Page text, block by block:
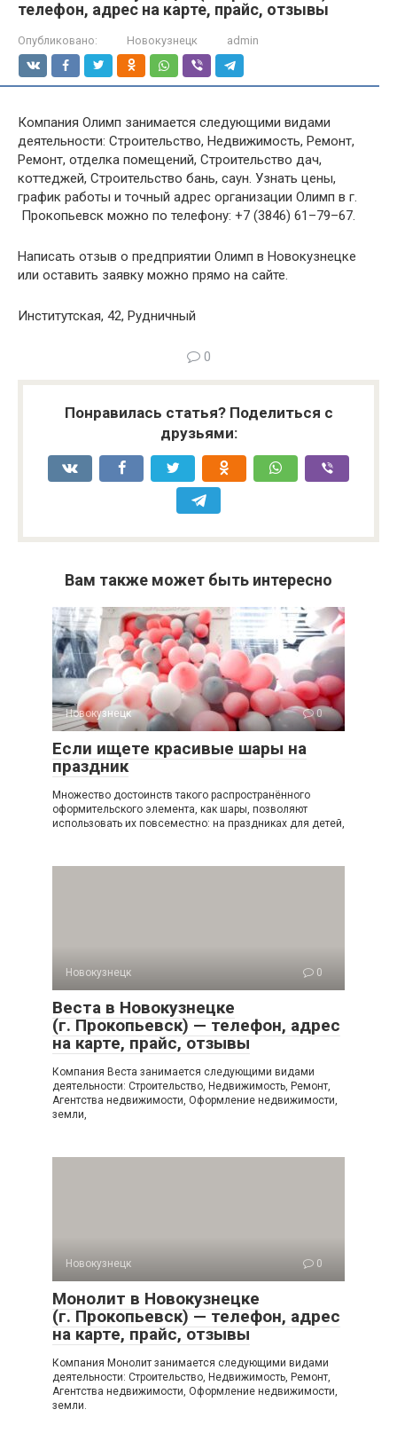
телефон, адрес на карте, прайс, отзывы
Опубликовано: Новокузнецк admin
Компания Олимп занимается следующими видами
деятельности: Строительство, Недвижимость, Ремонт,
Ремонт, отделка помещений, Строительство дач,
коттеджей, Строительство бань, саун. Узнать цены,
график работы и точный адрес организации Олимп в г.
Прокопьевск можно по телефону: +7 (3846) 61–79–67.
Написать отзыв о предприятии Олимп в Новокузнецке
или оставить заявку можно прямо на сайте.
Институтская, 42, Рудничный
0
Понравилась статья? Поделиться с
друзьями:
Вам также может быть интересно
Новокузнецк 0
Если ищете красивые шары на
праздник
Множество достоинств такого распространённого
оформительского элемента, как шары, позволяют
использовать их повсеместно: на праздниках для детей,
Новокузнецк 0
Веста в Новокузнецке
(г. Прокопьевск) — телефон, адрес
на карте, прайс, отзывы
Компания Веста занимается следующими видами
деятельности: Строительство, Недвижимость, Ремонт,
Агентства недвижимости, Оформление недвижимости,
земли,
Новокузнецк 0
Монолит в Новокузнецке
(г. Прокопьевск) — телефон, адрес
на карте, прайс, отзывы
Компания Монолит занимается следующими видами
деятельности: Строительство, Недвижимость, Ремонт,
Агентства недвижимости, Оформление недвижимости,
земли.